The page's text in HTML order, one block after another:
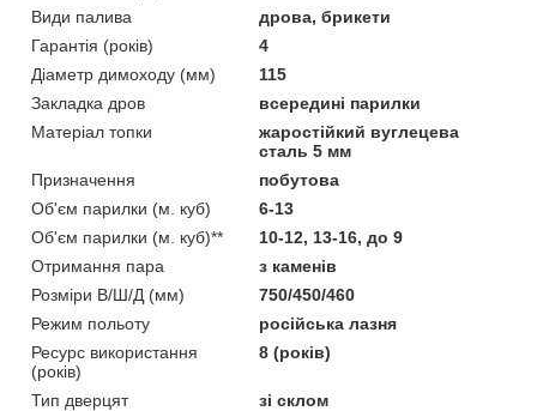
Види палива
дрова, брикети
Гарантія (років)
4
Діаметр димоходу (мм)
115
Закладка дров
всередині парилки
Матеріал топки
жаростійкий вуглецева
сталь 5 мм
Призначення
побутова
Об'єм парилки (м. куб)
6-13
Об'єм парилки (м. куб)**
10-12, 13-16, до 9
Отримання пара
з каменів
Розміри В/Ш/Д (мм)
750/450/460
Режим польоту
російська лазня
Ресурс використання
(років)
8 (років)
Тип дверцят
зі склом